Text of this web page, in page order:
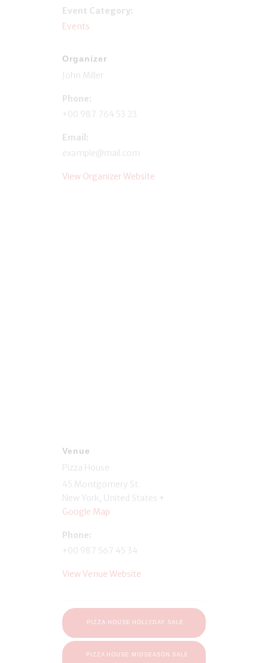
Event Category:
Events
Organizer
John Miller
Phone:
+00 987 764 53 23
Email:
example@mail.com
View Organizer Website
Venue
Pizza House
45 Montgomery St.
New York United States +
Google Map
Phone:
+00 987 567 45 34
View Venue Website
PIZZA HOUSE HOLLYDAY SALE
PIZZA HOUSE MIDSEASON SALE